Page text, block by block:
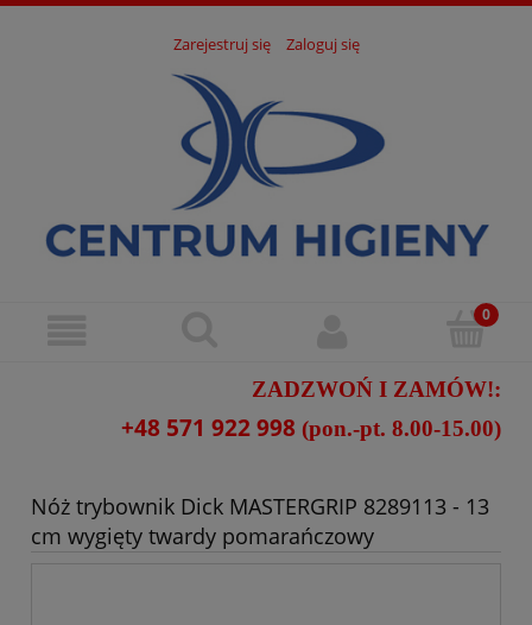
Zarejestruj się Zaloguj się
ZADZWOŃ I ZAMÓW!:
+48 571 922 998 (pon.-pt. 8.00-15.00)
Nóż trybownik Dick MASTERGRIP 8289113 - 13
cm wygięty twardy pomarańczowy